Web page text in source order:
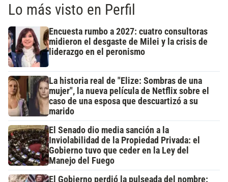
Lo más visto en Perfil
Encuesta rumbo a 2027: cuatro consultoras
midieron el desgaste de Milei y la crisis de
liderazgo en el peronismo
La historia real de "Elize: Sombras de una
mujer", la nueva película de Netflix sobre el
caso de una esposa que descuartizó a su
marido
El Senado dio media sanción a la
Inviolabilidad de la Propiedad Privada: el
Gobierno tuvo que ceder en la Ley del
Manejo del Fuego
El Gobierno perdió la pulseada del nombre: